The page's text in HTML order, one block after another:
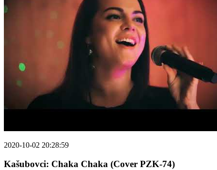
2020-10-02 20:28:59
Kašubovci: Chaka Chaka (Cover PZK-74)